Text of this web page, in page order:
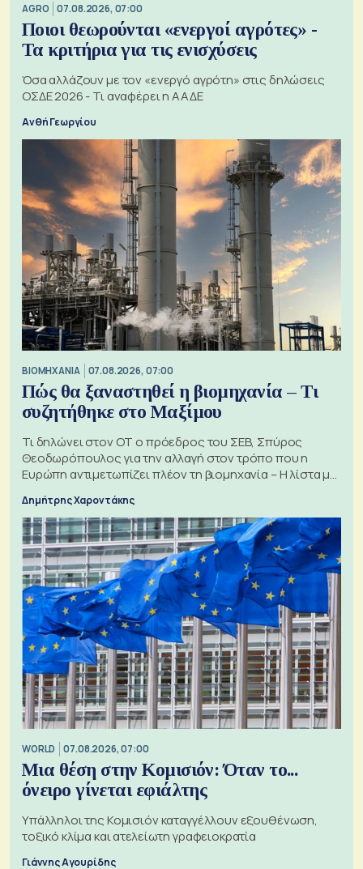
AGRO 07.08.2026, 07:00
Ποιοι θεωρούνται «ενεργοί αγρότες» -
Τα κριτήρια για τις ενισχύσεις
Όσα αλλάζουν με τον «ενεργό αγρότη» στις δηλώσεις
ΟΣΔΕ 2026 - Τι αναφέρει η ΑΑΔΕ
Ανθή Γεωργίου
ΒΙΟΜΗΧΑΝΙΑ 07.08.2026, 07:00
Πώς θα ξαναστηθεί η βιομηχανία – Τι
συζητήθηκε στο Μαξίμου
Τι δηλώνει στον ΟΤ ο πρόεδρος του ΣΕΒ, Σπύρος
Θεοδωρόπουλος για την αλλαγή στον τρόπο που η
Ευρώπη αντιμετωπίζει πλέον τη βιομηχανία – Η λίστα με
Δημήτρης Χαροντάκης
WORLD 07.08.2026, 07:00
Μια θέση στην Κομισιόν: Όταν το...
όνειρο γίνεται εφιάλτης
Υπάλληλοι της Κομισιόν καταγγέλλουν εξουθένωση,
τοξικό κλίμα και ατελείωτη γραφειοκρατία
Γιάννης Αγουρίδης